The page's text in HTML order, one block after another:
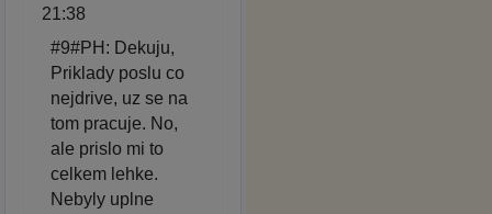
21:38
#9#PH: Dekuju,
Priklady poslu co
nejdrive, uz se na
tom pracuje. No,
ale prislo mi to
celkem lehke.
Nebyly uplne